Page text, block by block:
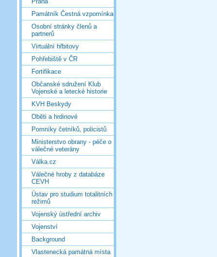
Památník Čestná vzpomínka
Osobní stránky členů a
partnerů
Virtuální hřbitovy
Pohřebiště v ČR
Fortifikace
Občanské sdružení Klub
Vojenské a letecké historie
KVH Beskydy
Oběti a hrdinové
Pomníky četníků, policistů
Ministerstvo obrany - péče o
válečné veterány
Válka.cz
Válečné hroby z databáze
CEVH
Ústav pro studium totalitních
režimů
Vojenský ústřední archiv
Vojenství
Background
Vlastenecká památná místa